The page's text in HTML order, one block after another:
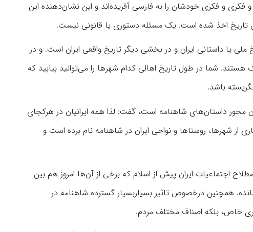
فکری و فکری خودشان را به فارسی آفریده‌اند و این نشان‌دهنده این
تاریخ اخذ شده است. یک مسئله دستوری یا قانونی نیست.
یا داستانی ایران و در بخشی دیگر تاریخ واقعی ایران است. و در
هستند. شما در طول تاریخ اهالی کدام شهرها را می‌توانید بیابید که
باشد.
محور داستان‌های شاهنامه است، گفت: لذا همه ایرانیان در هرکجای
از شهرها، روستاها و نواحی ایران در شاهنامه نام برده است و
اجتماعیات ایران پیش از اسلام که برخی از آن‌ها امروز هم بین
همچنین درخصوص تاثیر بسیاربسیار گسترده شاهنامه در
خاص، بلکه اصناف مختلف مردم.